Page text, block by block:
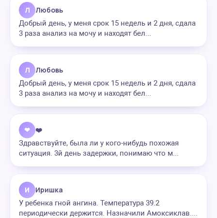
Л Любовь
Добрый день, у меня срок 15 недель и 2 дня, сдала
3 раза анализ на мочу и находят бел...
Л Любовь
Добрый день, у меня срок 15 недель и 2 дня, сдала
3 раза анализ на мочу и находят бел...
❤ ❤️
Здравствуйте, была ли у кого-нибудь похожая
ситуация. 3й день задержки, понимаю что м...
И Иришка
У ребенка гной ангина. Температура 39.2
периодически держится. Назначили Амоксиклав....